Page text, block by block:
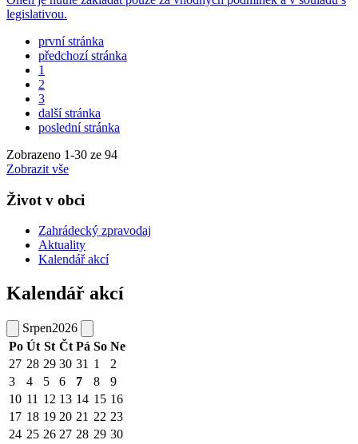
legislativou.
první stránka
předchozí stránka
1
2
3
další stránka
poslední stránka
Zobrazeno 1-30 ze 94
Zobrazit vše
Život v obci
Zahrádecký zpravodaj
Aktuality
Kalendář akcí
Kalendář akcí
Srpen2026
Po Út St Čt Pá So Ne
27 28 29 30 31 1
2
3
4 5 6 7 8
9
10 11 12 13 14 15 16
17 18 19 20 21 22 23
24 25 26 27 28 29 30